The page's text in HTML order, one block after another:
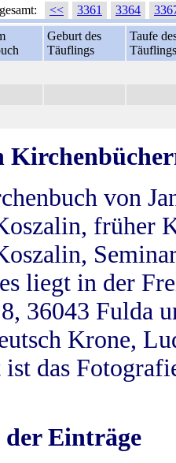
<< 3361 3364
Geburt des
Täuflings
Taufe
Täuflings
von
früher
liegt in der
36043 Fulda
Krone,
das
der Einträge